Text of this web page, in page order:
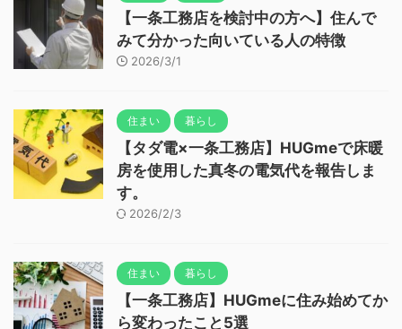
【一条工務店を検討中の方へ】住んで
みて分かった向いている人の特徴
2026/3/1
住まい 暮らし
【タダ電×一条工務店】HUGmeで床暖
房を使用した真冬の電気代を報告しま
す。
2026/2/3
住まい 暮らし
【一条工務店】HUGmeに住み始めてか
ら変わったこと5選